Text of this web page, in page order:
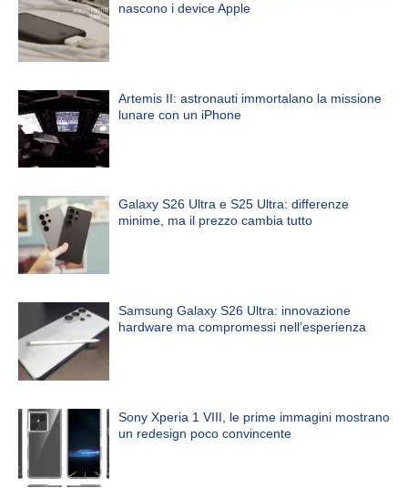
nascono i device Apple
Artemis II: astronauti immortalano la missione
lunare con un iPhone
Galaxy S26 Ultra e S25 Ultra: differenze
minime, ma il prezzo cambia tutto
Samsung Galaxy S26 Ultra: innovazione
hardware ma compromessi nell’esperienza
Sony Xperia 1 VIII, le prime immagini mostrano
un redesign poco convincente